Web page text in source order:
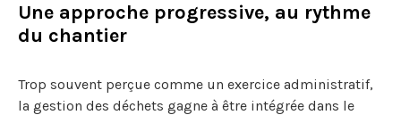
Une approche progressive, au rythme
du chantier
Trop souvent perçue comme un exercice administratif,
la gestion des déchets gagne à être intégrée dans le